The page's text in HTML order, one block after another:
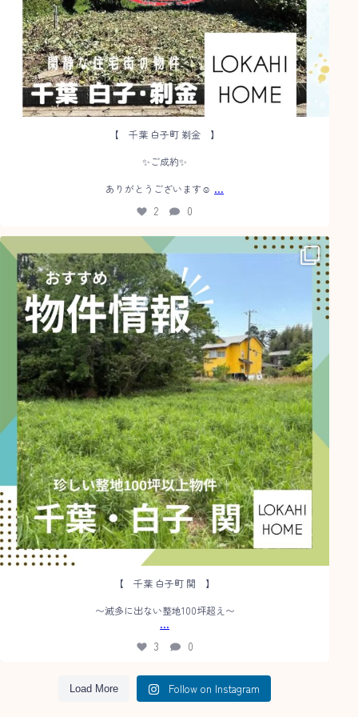
【 千葉 白子町 剃金 】
✨ご成約✨
ありがとうございます☺️ ...
2 0
【 千葉 白子町 関 】
〜滅多に出ない整地100坪超え〜
...
3 0
【 千葉 白子町 関 】
〜滅多に出ない整地100坪超え〜
...
3 0
Load More Follow on Instagram